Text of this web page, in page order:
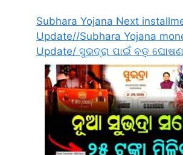
Subhara Yojana Next
Update//Subhara Yojana
Update/ ସୁଭଦ୍ରା ପାଇଁ ବଡ଼